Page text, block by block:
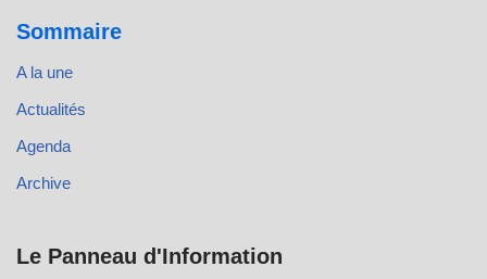
Sommaire
A la une
Actualités
Agenda
Archive
Le Panneau d'Information